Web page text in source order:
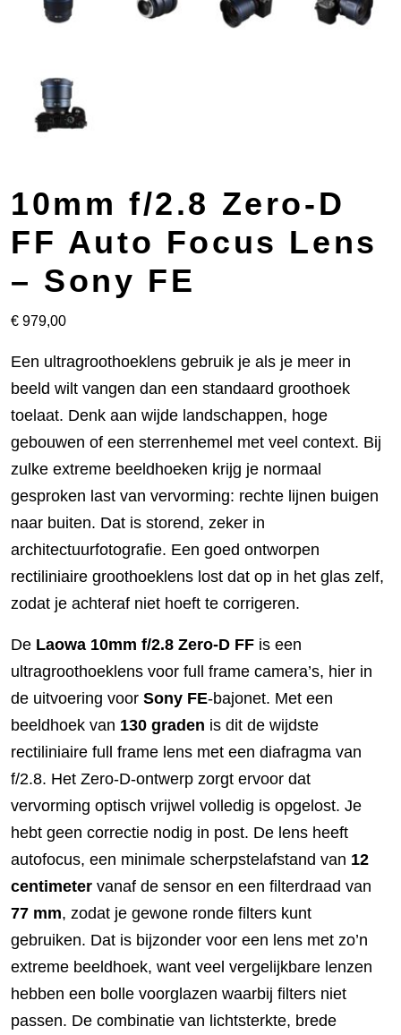
10mm f/2.8 Zero-D
FF Auto Focus Lens
– Sony FE
€ 979,00
Een ultragroothoeklens gebruik je als je meer in
beeld wilt vangen dan een standaard groothoek
toelaat. Denk aan wijde landschappen, hoge
gebouwen of een sterrenhemel met veel context. Bij
zulke extreme beeldhoeken krijg je normaal
gesproken last van vervorming: rechte lijnen buigen
naar buiten. Dat is storend, zeker in
architectuurfotografie. Een goed ontworpen
rectiliniaire groothoeklens lost dat op in het glas zelf,
zodat je achteraf niet hoeft te corrigeren.
De Laowa 10mm f/2.8 Zero-D FF is een
ultragroothoeklens voor full frame camera’s, hier in
de uitvoering voor Sony FE-bajonet. Met een
beeldhoek van 130 graden is dit de wijdste
rectiliniaire full frame lens met een diafragma van
f/2.8. Het Zero-D-ontwerp zorgt ervoor dat
vervorming optisch vrijwel volledig is opgelost. Je
hebt geen correctie nodig in post. De lens heeft
autofocus, een minimale scherpstelafstand van 12
centimeter vanaf de sensor en een filterdraad van
77 mm, zodat je gewone ronde filters kunt
gebruiken. Dat is bijzonder voor een lens met zo’n
extreme beeldhoek, want veel vergelijkbare lenzen
hebben een bolle voorglazen waarbij filters niet
passen. De combinatie van lichtsterkte, brede